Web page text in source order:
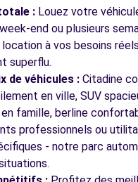
Voir toutes les agences
: Louez votre
end ou plusieurs
à vos besoins
superflu.
de véhicules : Citadine
en ville, SUV
famille, berline
professionnels ou
- notre parc